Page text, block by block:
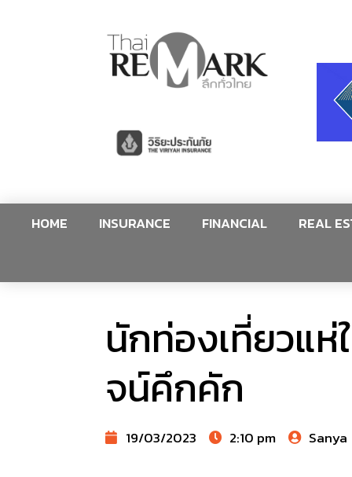
HOME INSURANCE FINANCIAL REAL
นักท่องเที่ยวแ
จน์คึกคัก
19/03/2023 2:10 pm Sanya